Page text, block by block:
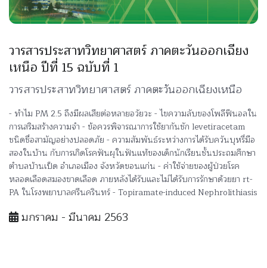
วารสารประสาทวิทยาศาสตร์ ภาคตะวันออกเฉียง
เหนือ ปีที่ 15 ฉบับที่ 1
วารสารประสาทวิทยาศาสตร์ ภาคตะวันออกเฉียงเหนือ
- ทำไม PM 2.5 ถึงมีผลเสียต่อหลายอวัยวะ - ไขความลับของโพลีฟีนอลใน
การเสริมสร้างความจำ - ข้อควรพิจารณาการใช้ยากันชัก levetiracetam
ชนิดชื่อสามัญอย่างปลอดภัย - ความสัมพันธ์ระหว่างการได้รับควันบุหรี่มือ
สองในบ้าน กับการเกิดโรคฟันผุในฟันแท้ของเด็กนักเรียนชั้นประถมศึกษา
ตำบลบ้านเป็ด อำเภอเมือง จังหวัดขอนแก่น - ค่าใช้จ่ายของผู้ป่วยโรค
หลอดเลือดสมองขาดเลือด ภายหลังได้รับและไม่ได้รับการรักษาด้วยยา rt-
PA ในโรงพยาบาลศรีนครินทร์ - Topiramate-induced Nephrolithiasis
มกราคม - มีนาคม 2563